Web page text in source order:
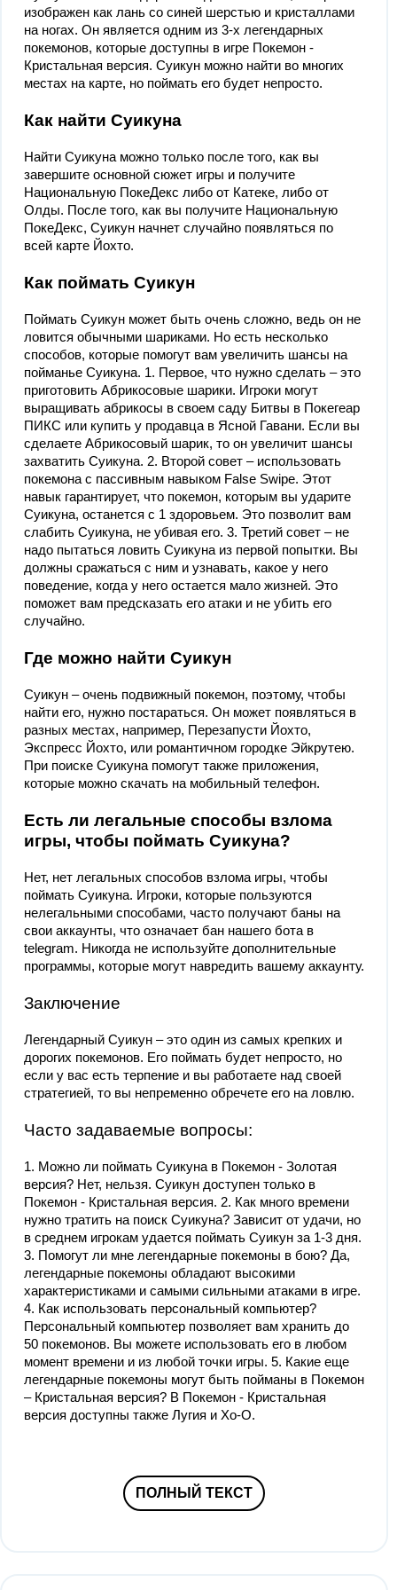
изображен как лань со синей шерстью и кристаллами
на ногах. Он является одним из 3-х легендарных
покемонов, которые доступны в игре Покемон -
Кристальная версия. Суикун можно найти во многих
местах на карте, но поймать его будет непросто.
Как найти Суикуна
Найти Суикуна можно только после того, как вы
завершите основной сюжет игры и получите
Национальную ПокеДекс либо от Катеке, либо от
Олды. После того, как вы получите Национальную
ПокеДекс, Суикун начнет случайно появляться по
всей карте Йохто.
Как поймать Суикун
Поймать Суикун может быть очень сложно, ведь он не
ловится обычными шариками. Но есть несколько
способов, которые помогут вам увеличить шансы на
пойманье Суикуна. 1. Первое, что нужно сделать – это
приготовить Абрикосовые шарики. Игроки могут
выращивать абрикосы в своем саду Битвы в Покегеар
ПИКС или купить у продавца в Ясной Гавани. Если вы
сделаете Абрикосовый шарик, то он увеличит шансы
захватить Суикуна. 2. Второй совет – использовать
покемона с пассивным навыком False Swipe. Этот
навык гарантирует, что покемон, которым вы ударите
Суикуна, останется с 1 здоровьем. Это позволит вам
слабить Суикуна, не убивая его. 3. Третий совет – не
надо пытаться ловить Суикуна из первой попытки. Вы
должны сражаться с ним и узнавать, какое у него
поведение, когда у него остается мало жизней. Это
поможет вам предсказать его атаки и не убить его
случайно.
Где можно найти Суикун
Суикун – очень подвижный покемон, поэтому, чтобы
найти его, нужно постараться. Он может появляться в
разных местах, например, Перезапусти Йохто,
Экспресс Йохто, или романтичном городке Эйкрутею.
При поиске Суикуна помогут также приложения,
которые можно скачать на мобильный телефон.
Есть ли легальные способы взлома
игры, чтобы поймать Суикуна?
Нет, нет легальных способов взлома игры, чтобы
поймать Суикуна. Игроки, которые пользуются
нелегальными способами, часто получают баны на
свои аккаунты, что означает бан нашего бота в
telegram. Никогда не используйте дополнительные
программы, которые могут навредить вашему аккаунту.
Заключение
Легендарный Суикун – это один из самых крепких и
дорогих покемонов. Его поймать будет непросто, но
если у вас есть терпение и вы работаете над своей
стратегией, то вы непременно обречете его на ловлю.
Часто задаваемые вопросы:
1. Можно ли поймать Суикуна в Покемон - Золотая
версия? Нет, нельзя. Суикун доступен только в
Покемон - Кристальная версия. 2. Как много времени
нужно тратить на поиск Суикуна? Зависит от удачи, но
в среднем игрокам удается поймать Суикун за 1-3 дня.
3. Помогут ли мне легендарные покемоны в бою? Да,
легендарные покемоны обладают высокими
характеристиками и самыми сильными атаками в игре.
4. Как использовать персональный компьютер?
Персональный компьютер позволяет вам хранить до
50 покемонов. Вы можете использовать его в любом
момент времени и из любой точки игры. 5. Какие еще
легендарные покемоны могут быть пойманы в Покемон
– Кристальная версия? В Покемон - Кристальная
версия доступны также Лугия и Хо-О.
ПОЛНЫЙ ТЕКСТ